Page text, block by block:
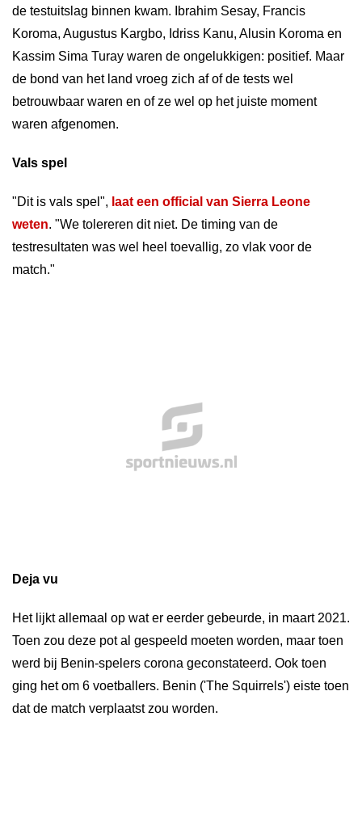
de testuitslag binnen kwam. Ibrahim Sesay, Francis
Koroma, Augustus Kargbo, Idriss Kanu, Alusin Koroma en
Kassim Sima Turay waren de ongelukkigen: positief. Maar
de bond van het land vroeg zich af of de tests wel
betrouwbaar waren en of ze wel op het juiste moment
waren afgenomen.
Vals spel
"Dit is vals spel", laat een official van Sierra Leone
weten. "We tolereren dit niet. De timing van de
testresultaten was wel heel toevallig, zo vlak voor de
match."
Deja vu
Het lijkt allemaal op wat er eerder gebeurde, in maart 2021.
Toen zou deze pot al gespeeld moeten worden, maar toen
werd bij Benin-spelers corona geconstateerd. Ook toen
ging het om 6 voetballers. Benin ('The Squirrels') eiste toen
dat de match verplaatst zou worden.